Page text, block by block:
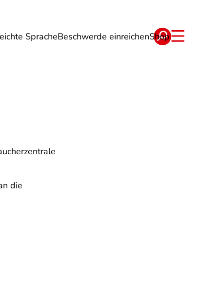
SpracheBeschwerde einreichenShop
Energie Reise Verträge
die